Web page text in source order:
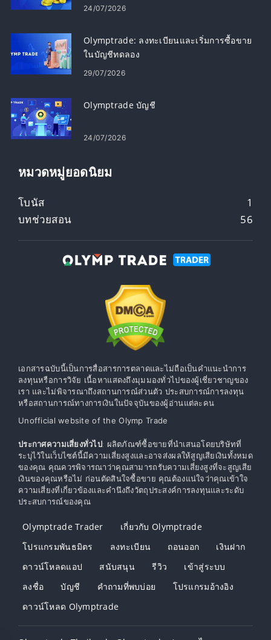
24/07/2026
Olymptrade: ลงทะเบียนและเริ่มการซื้อขาย
ในบัญชีทดลอง
29/07/2026
Olymptrade บัญชี
24/07/2026
หมวดหมู่ยอดนิยม
โบนัส
1
บทช่วยสอน
56
เอกสารฉบับนี้เป็นการสื่อสารการตลาดและไม่ถือเป็นคำแนะนำการ
ลงทุนหรือการวิจัย เนื้อหาแสดงถึงมุมมองทั่วไปของผู้เชี่ยวชาญของ
เรา และไม่พิจารณาถึงสถานการณ์ส่วนตัว ประสบการณ์การลงทุน
หรือสถานการณ์ทางการเงินในปัจจุบันของผู้อ่านแต่ละคน
Unofficial website of the Olymp Trade
ประกาศความเสี่ยงทั่วไป: ผลิตภัณฑ์ซื้อขายที่นำเสนอโดยบริษัทที่
ระบุไว้ในเว็บไซต์นี้มีความเสี่ยงสูงและอาจส่งผลให้สูญเสียเงินทั้งหมด
ของคุณ คุณควรพิจารณาว่าคุณสามารถรับความเสี่ยงสูงที่จะสูญเสีย
เงินของคุณหรือไม่ ก่อนตัดสินใจซื้อขาย คุณต้องแน่ใจว่าคุณเข้าใจ
ความเสี่ยงที่เกี่ยวข้องและคำนึงถึงวัตถุประสงค์การลงทุนและระดับ
ประสบการณ์ของคุณ
Olymptrade Trader
เกี่ยวกับ Olymptrade
โปรแกรมพันธมิตร
ลงทะเบียน ถอนออก
เงินฝาก
ดาวน์โหลดแอป
สนับสนุน รีวิว
เข้าสู่ระบบ
ลงชื่อ
บัญชี คำถามที่พบบ่อย
โปรแกรมอ้างอิง
ดาวน์โหลด Olymptrade